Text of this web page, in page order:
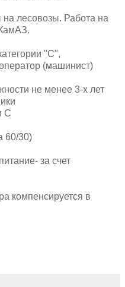
на лесовозы. Работа на
"С",
(машинист)
не менее 3-х лет
C
60/30)
за счет
компенсируется в